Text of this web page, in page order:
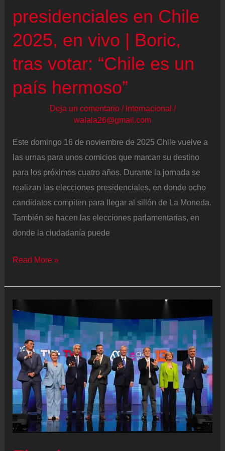
presidenciales en Chile
2025, en vivo | Boric,
tras votar: “Chile es un
país hermoso”
Deja un comentario / Internacional /
walala26@gmail.com
Este domingo 16 de noviembre de 2025 Chile vuelve a
las urnas para unos comicios que marcan su destino
para los próximos cuatro años. Durante la jornada se
realizan las elecciones presidenciales, en donde ocho
candidatos compiten para llegar al sillón de La Moneda.
También se hacen las elecciones parlamentarias, en
donde la ciudadanía puede
Elecciones
en
vivo
|
Boric,
tras
votar:
“Chile
Read More »